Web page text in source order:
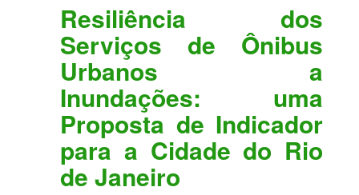
Resiliência dos
Serviços de Ônibus
Urbanos a
Inundações: uma
Proposta de Indicador
para a Cidade do Rio
de Janeiro